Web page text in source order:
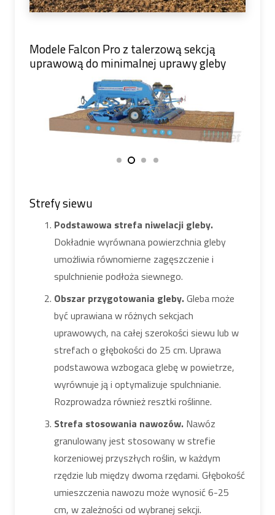
Modele Falcon Pro z talerzową sekcją
uprawową do minimalnej uprawy gleby
Strefy siewu
Podstawowa strefa niwelacji gleby.
Dokładnie wyrównana powierzchnia gleby
umożliwia równomierne zagęszczenie i
spulchnienie podłoża siewnego.
Obszar przygotowania gleby.Gleba może
być uprawiana w różnych sekcjach
uprawowych, na całej szerokości siewu lub w
strefach o głębokości do 25 cm. Uprawa
podstawowa wzbogaca glebę w powietrze,
wyrównuje ją i optymalizuje spulchnianie.
Rozprowadza również resztki roślinne.
Strefa stosowania nawozów. Nawóz
granulowany jest stosowany w strefie
korzeniowej przyszłych roślin, w każdym
rzędzie lub między dwoma rzędami. Głębokość
umieszczenia nawozu może wynosić 6-25
cm, w zależności od wybranej sekcji.